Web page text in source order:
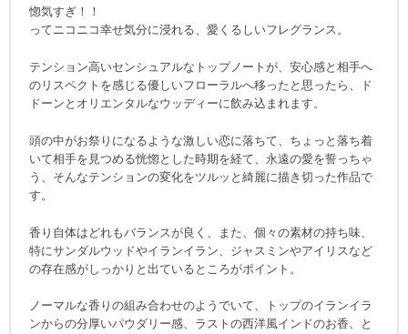
惚気すぎ！！
ってニコニコ幸せ気分に浸れる、愛くるしいフレグランス。
テンション高いセンシュアルなトップノートが、安心感と相手へ
のリスペクトを感じる優しいフローラルへ移ったと思ったら、ド
ドーンとオリエンタルなウッディーに飲み込まれます。
頭の中がお祭りになるような激しい恋に落ちて、ちょっと落ち着
いて相手を見つめる恍惚とした時期を経て、永遠の愛を誓っちゃ
う、そんなテンションの変化をツルッと綺麗に描き切った作品で
す。
香り自体はどれもバランスが良く、また、個々の素材の持ち味、
特にサンダルウッドやイランイラン、ジャスミンやアイリスなど
の存在感がしっかりと出ているところがポイント。
ノーマルな香りの組み合わせのようでいて、トップのイランイラ
ンからの分厚いパウダリー感、ラストの西洋風インドのお香、と